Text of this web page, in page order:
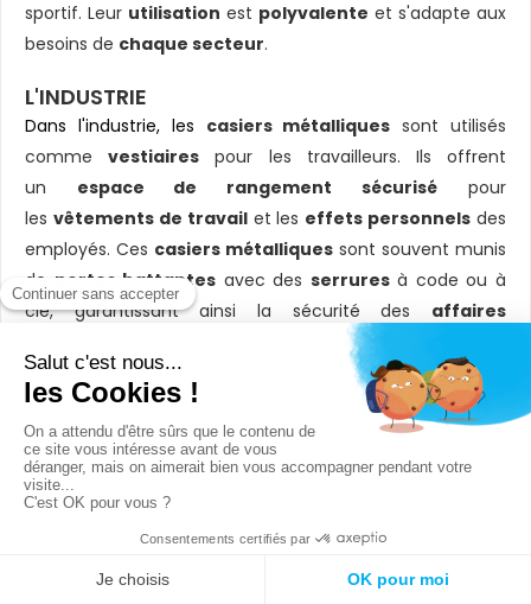
sportif. Leur utilisation est polyvalente et s'adapte aux
besoins de chaque secteur.
L'INDUSTRIE
Dans l'industrie, les casiers métalliques sont utilisés
commevestiaires pour les travailleurs. Ils offrent
un espace de rangement sécurisé pour
les vêtements de travailet les effets personnels des
employés. Ces casiers métalliques sont souvent munis
de portes battantes avec des serruresà code ou à
clé, garantissant ainsi la sécurité des affaires
. Certains modèles de
métalliquessont également équipés debancset
decrochetspour faciliter l'organisation des vêtements.
LA SANTÉ
Dans le secteur de la santé, les
utilisés dans les
hôpitaux
et les cliniques pour
du personnel médical. Ces
sont généralement